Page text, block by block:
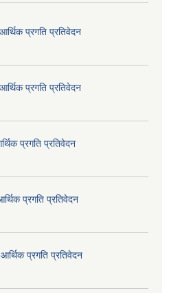
प्रगति प्रतिवेदन
प्रगति प्रतिवेदन
प्रगति प्रतिवेदन
प्रगति प्रतिवेदन
प्रगति प्रतिवेदन